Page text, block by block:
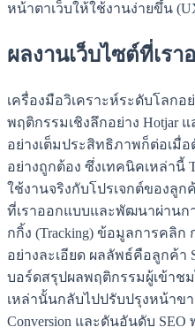
หน้าตาเว็บให้ใช้งานง่ายขึ้น
ผลงานเว็บไซต์ที่เรา
เครื่องมือวิเคราะห์ระดับโลกอ
พฤติกรรมเชิงลึกอย่าง Hotjar แ
อย่างเต็มประสิทธิภาพก็ต่อเมื่
อย่างถูกต้อง ซึ่งเทคนิคเหล่านี้
ใช้งานจริงกับโปรเจกต์ของลูก
ที่เราออกแบบและพัฒนาผ่านก
กกิ้ง (Tracking) ข้อมูลการคลิ
อย่างละเอียด ผลลัพธ์คือลูกค้า
บอร์ดสรุปผลพฤติกรรมผู้เข้าช
เหล่านั้นกลับไปปรับปรุงหน้าข
Conversion และดันอันดับ